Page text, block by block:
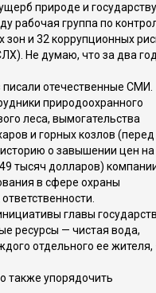
природе и государству.
рабочая группа по
и 32 коррупционных
Не думаю, что за два
отечественные СМИ.
природоохранного
леса, вымогательства
и горных козлов (перед
о завышении цен на
тысяч долларов)
в сфере охраны
главы
ресурсы — чистая вода,
отдельного ее жителя,
также упорядочить